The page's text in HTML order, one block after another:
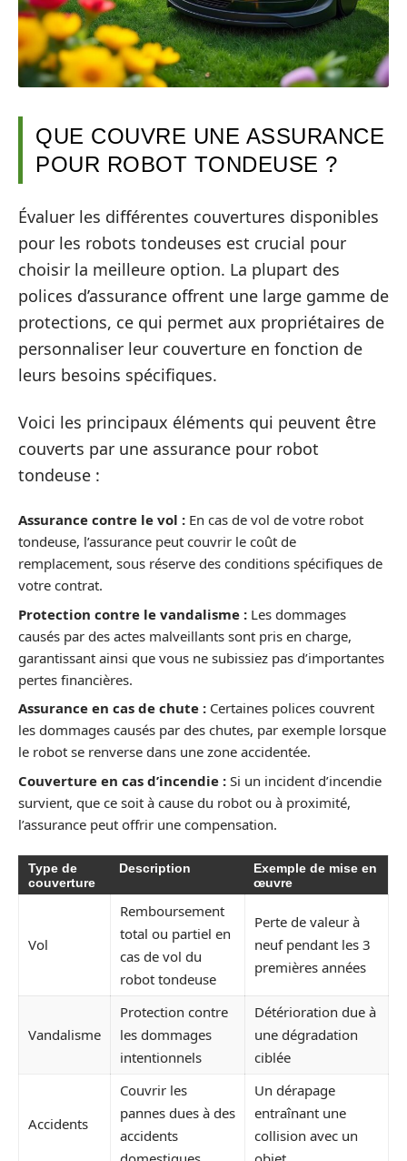
QUE COUVRE UNE ASSURANCE
POUR ROBOT TONDEUSE ?
Évaluer les différentes couvertures disponibles
pour les robots tondeuses est crucial pour
choisir la meilleure option. La plupart des
polices d’assurance offrent une large gamme de
protections, ce qui permet aux propriétaires de
personnaliser leur couverture en fonction de
leurs besoins spécifiques.
Voici les principaux éléments qui peuvent être
couverts par une assurance pour robot
tondeuse :
Assurance contre le vol : En cas de vol de votre robot
tondeuse, l’assurance peut couvrir le coût de
remplacement, sous réserve des conditions spécifiques de
votre contrat.
Protection contre le vandalisme : Les dommages
causés par des actes malveillants sont pris en charge,
garantissant ainsi que vous ne subissiez pas d’importantes
pertes financières.
Assurance en cas de chute : Certaines polices couvrent
les dommages causés par des chutes, par exemple lorsque
le robot se renverse dans une zone accidentée.
Couverture en cas d’incendie : Si un incident d’incendie
survient, que ce soit à cause du robot ou à proximité,
l’assurance peut offrir une compensation.
Type de
couverture
Description
Exemple de mise en
œuvre
Vol
Remboursement
total ou partiel en
cas de vol du
robot tondeuse
Perte de valeur à
neuf pendant les 3
premières années
Vandalisme
Protection contre
les dommages
intentionnels
Détérioration due à
une dégradation
ciblée
Accidents
Couvrir les
pannes dues à des
accidents
Un dérapage
entraînant une
collision avec un